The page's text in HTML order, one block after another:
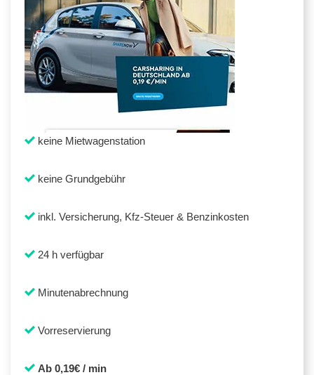
keine Mietwagenstation
keine Grundgebühr
inkl. Versicherung, Kfz-Steuer & Benzinkosten
24 h verfügbar
Minutenabrechnung
Vorreservierung
Ab 0,19€ / min